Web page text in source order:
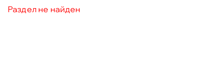
Раздел не найден